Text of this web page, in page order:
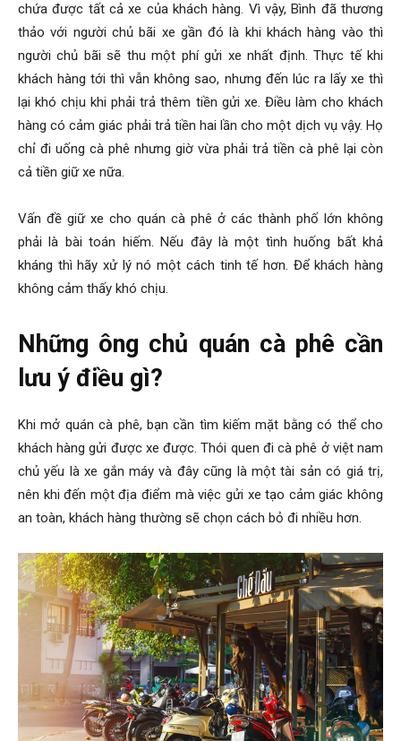
chứa được tất cả xe của khách hàng. Vì vậy, Bình đã thương
thảo với người chủ bãi xe gần đó là khi khách hàng vào thì
người chủ bãi sẽ thu một phí gửi xe nhất định. Thực tế khi
khách hàng tới thì vẫn không sao, nhưng đến lúc ra lấy xe thì
lại khó chịu khi phải trả thêm tiền gửi xe. Điều làm cho khách
hàng có cảm giác phải trả tiền hai lần cho một dịch vụ vậy. Họ
chỉ đi uống cà phê nhưng giờ vừa phải trả tiền cà phê lại còn
cả tiền giữ xe nữa.
Vấn đề giữ xe cho quán cà phê ở các thành phố lớn không
phải là bài toán hiếm. Nếu đây là một tình huống bất khả
kháng thì hãy xử lý nó một cách tinh tế hơn. Để khách hàng
không cảm thấy khó chịu.
Những ông chủ quán cà phê cần
lưu ý điều gì?
Khi mở quán cà phê, bạn cần tìm kiếm mặt bằng có thể cho
khách hàng gửi được xe được. Thói quen đi cà phê ở việt nam
chủ yếu là xe gắn máy và đây cũng là một tài sản có giá trị,
nên khi đến một địa điểm mà việc gửi xe tạo cảm giác không
an toàn, khách hàng thường sẽ chọn cách bỏ đi nhiều hơn.